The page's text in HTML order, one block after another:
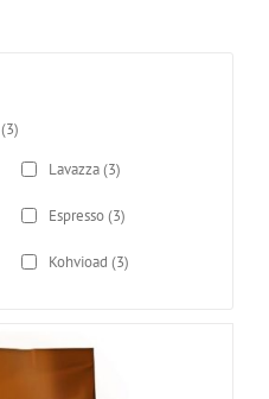
(3)
Lavazza(3)
Espresso(3)
Kohvioad (3)